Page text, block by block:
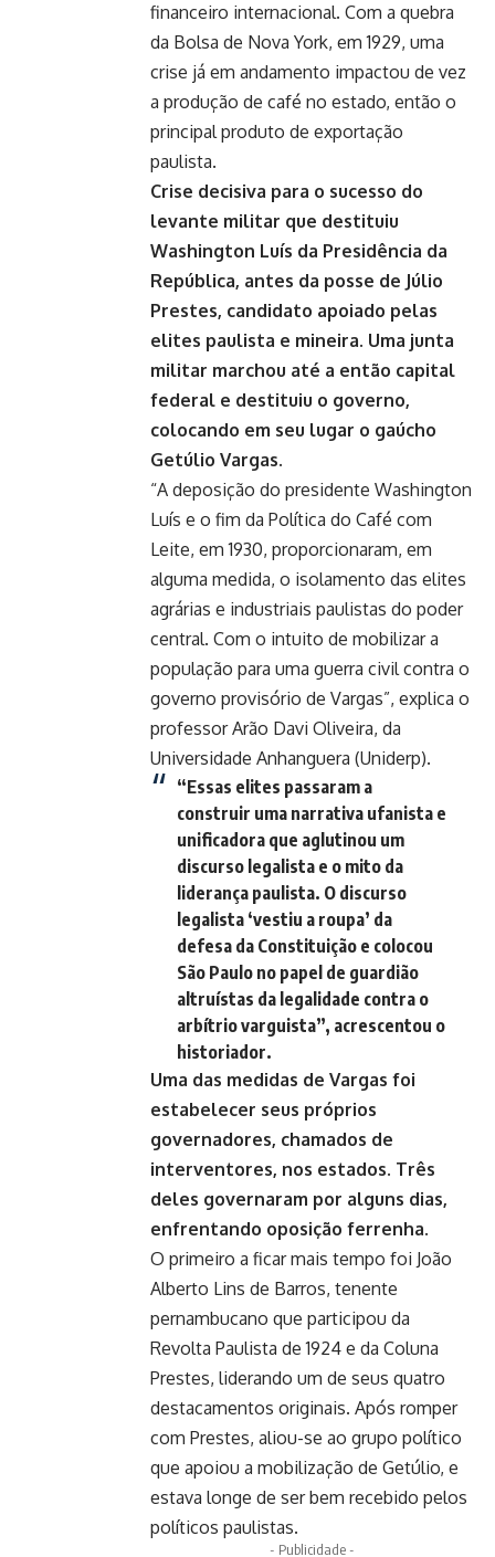
financeiro internacional. Com a quebra
da Bolsa de Nova York, em 1929, uma
crise já em andamento impactou de vez
a produção de café no estado, então o
principal produto de exportação
paulista.
Crise decisiva para o sucesso do
levante militar que destituiu
Washington Luís da Presidência da
República, antes da posse de Júlio
Prestes, candidato apoiado pelas
elites paulista e mineira. Uma junta
militar marchou até a então capital
federal e destituiu o governo,
colocando em seu lugar o gaúcho
Getúlio Vargas.
“A deposição do presidente Washington
Luís e o fim da Política do Café com
Leite, em 1930, proporcionaram, em
alguma medida, o isolamento das elites
agrárias e industriais paulistas do poder
central. Com o intuito de mobilizar a
população para uma guerra civil contra o
governo provisório de Vargas”, explica o
professor Arão Davi Oliveira, da
Universidade Anhanguera (Uniderp).
“Essas elites passaram a
construir uma narrativa ufanista e
unificadora que aglutinou um
discurso legalista e o mito da
liderança paulista. O discurso
legalista ‘vestiu a roupa’ da
defesa da Constituição e colocou
São Paulo no papel de guardião
altruístas da legalidade contra o
arbítrio varguista”, acrescentou o
historiador.
Uma das medidas de Vargas foi
estabelecer seus próprios
governadores, chamados de
interventores, nos estados. Três
deles governaram por alguns dias,
enfrentando oposição ferrenha.
O primeiro a ficar mais tempo foi João
Alberto Lins de Barros, tenente
pernambucano que participou da
Revolta Paulista de 1924 e da Coluna
Prestes, liderando um de seus quatro
destacamentos originais. Após romper
com Prestes, aliou-se ao grupo político
que apoiou a mobilização de Getúlio, e
estava longe de ser bem recebido pelos
políticos paulistas.
- Publicidade -